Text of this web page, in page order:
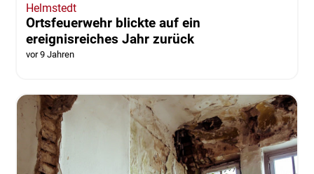
Helmstedt
Ortsfeuerwehr blickte auf ein
ereignisreiches Jahr zurück
vor 9 Jahren